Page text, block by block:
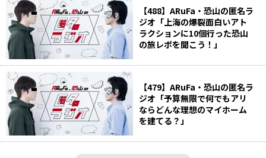
【488】ARuFa・恐山の匿名ラ
ジオ「上海の爆裂面白いアト
ラクションに10個行った恐山
の旅レポを聞こう！」
【479】ARuFa・恐山の匿名ラ
ジオ「予算無限で何でもアリ
ならどんな理想のマイホーム
を建てる？」